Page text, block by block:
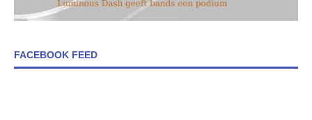
FACEBOOK FEED